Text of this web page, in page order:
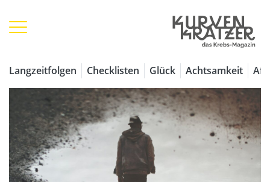
Langzeitfolgen Checklisten Glück Achtsamkeit